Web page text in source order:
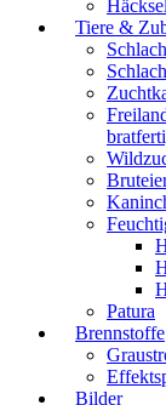
Tiere &
Patura
Brennstoffe
Bilder